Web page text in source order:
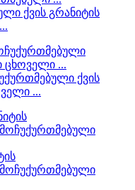
ქვის გრანიტის
ქვის
...